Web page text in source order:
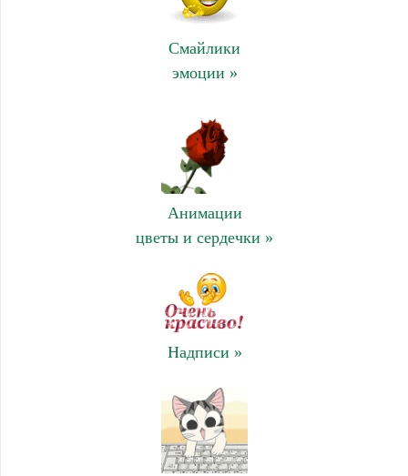
Смайлики
эмоции »
Анимации
цветы и сердечки »
Надписи »